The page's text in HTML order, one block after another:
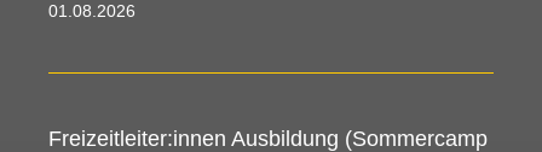
01.08.2026 00:00 - 09.08.2026 00:00
Freizeitleiter:innen Ausbildung (Sommercamp